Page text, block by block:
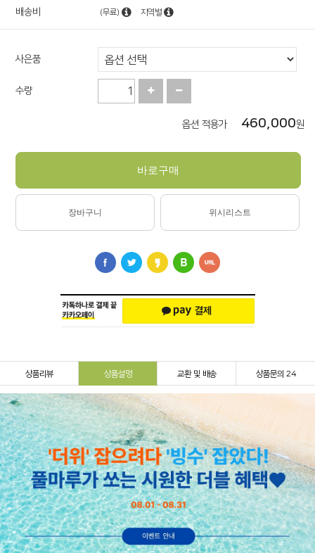
배송비 (무료) 지역별
사은품
수량
옵션 적용가 460,000원
바로구매
장바구니 위시리스트
상품리뷰 상품설명 교환 및 배송 상품문의 24